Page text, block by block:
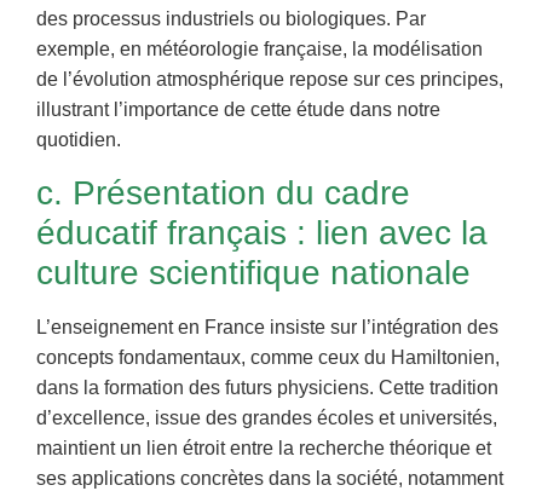
des processus industriels ou biologiques. Par
exemple, en météorologie française, la modélisation
de l’évolution atmosphérique repose sur ces principes,
illustrant l’importance de cette étude dans notre
quotidien.
c. Présentation du cadre
éducatif français : lien avec la
culture scientifique nationale
L’enseignement en France insiste sur l’intégration des
concepts fondamentaux, comme ceux du Hamiltonien,
dans la formation des futurs physiciens. Cette tradition
d’excellence, issue des grandes écoles et universités,
maintient un lien étroit entre la recherche théorique et
ses applications concrètes dans la société, notamment